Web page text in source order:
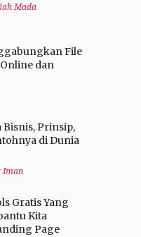
Mada
File
dan
Bisnis, Prinsip,
di Dunia
Iman
Gratis Yang
Kita
Page